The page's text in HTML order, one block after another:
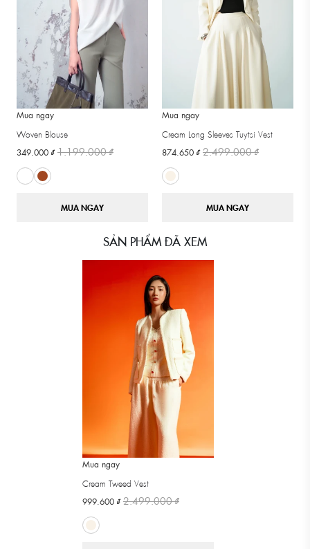
Mua ngay
Woven Blouse
349.000 ₫1.199.000 ₫
MUA NGAY
Mua ngay
Cream Long Sleeves Tuytsi Vest
874.650 ₫2.499.000 ₫
MUA NGAY
SẢN PHẨM ĐÃ XEM
Mua ngay
Cream Tweed Vest
999.600 ₫2.499.000 ₫